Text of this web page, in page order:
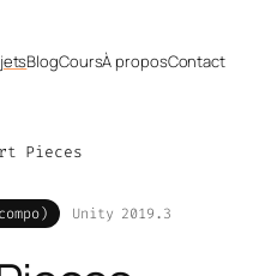
BlogCoursÀ proposContact
Pieces
Unity 2019.3